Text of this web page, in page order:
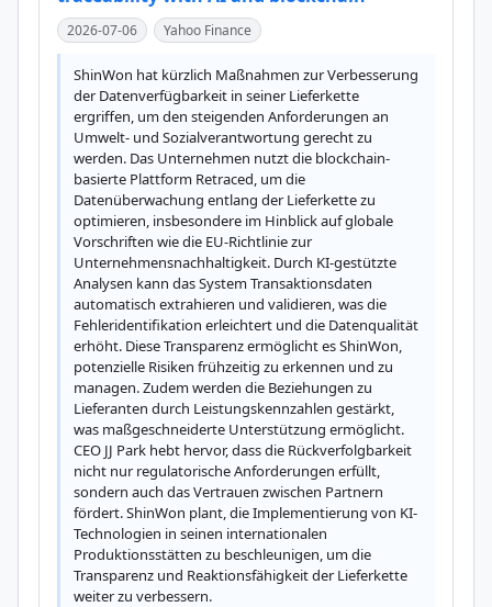
2026-07-06 Yahoo Finance
ShinWon hat kürzlich Maßnahmen zur Verbesserung
der Datenverfügbarkeit in seiner Lieferkette
ergriffen, um den steigenden Anforderungen an
Umwelt- und Sozialverantwortung gerecht zu
werden. Das Unternehmen nutzt die blockchain-
basierte Plattform Retraced, um die
Datenüberwachung entlang der Lieferkette zu
optimieren, insbesondere im Hinblick auf globale
Vorschriften wie die EU-Richtlinie zur
Unternehmensnachhaltigkeit. Durch KI-gestützte
Analysen kann das System Transaktionsdaten
automatisch extrahieren und validieren, was die
Fehleridentifikation erleichtert und die Datenqualität
erhöht. Diese Transparenz ermöglicht es ShinWon,
potenzielle Risiken frühzeitig zu erkennen und zu
managen. Zudem werden die Beziehungen zu
Lieferanten durch Leistungskennzahlen gestärkt,
was maßgeschneiderte Unterstützung ermöglicht.
CEO JJ Park hebt hervor, dass die Rückverfolgbarkeit
nicht nur regulatorische Anforderungen erfüllt,
sondern auch das Vertrauen zwischen Partnern
fördert. ShinWon plant, die Implementierung von KI-
Technologien in seinen internationalen
Produktionsstätten zu beschleunigen, um die
Transparenz und Reaktionsfähigkeit der Lieferkette
weiter zu verbessern.